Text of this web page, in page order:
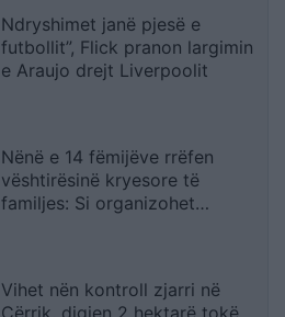
Ndryshimet janë pjesë e
futbollit”, Flick pranon largimin
e Araujo drejt Liverpoolit
Nënë e 14 fëmijëve rrëfen
vështirësinë kryesore të
familjes: Si organizohet
Vihet nën kontroll zjarri në
Cërrik, digjen 2 hektarë tokë